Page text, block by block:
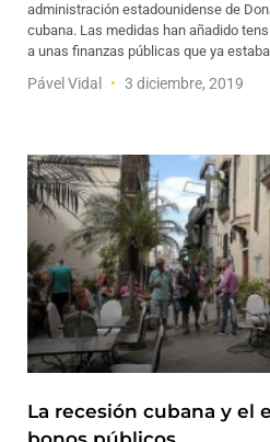
administración estadounidense de
cubana. Las medidas han añadido
a unas finanzas públicas que ya
Pável Vidal 3 diciembre, 2019
La recesión cubana y el